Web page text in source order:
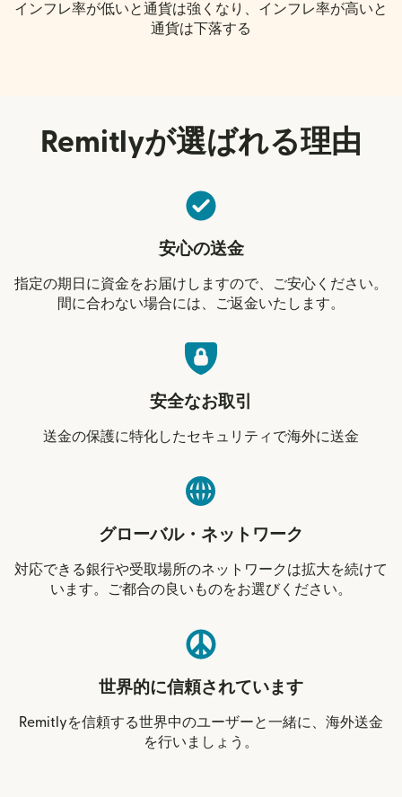
インフレ率が低いと通貨は強くなり、インフレ率が高いと
通貨は下落する
Remitlyが選ばれる理由
安心の送金
指定の期日に資金をお届けしますので、ご安心ください。
間に合わない場合には、ご返金いたします。
安全なお取引
送金の保護に特化したセキュリティで海外に送金
グローバル・ネットワーク
対応できる銀行や受取場所のネットワークは拡大を続けて
います。ご都合の良いものをお選びください。
世界的に信頼されています
Remitlyを信頼する世界中のユーザーと一緒に、海外送金
を行いましょう。